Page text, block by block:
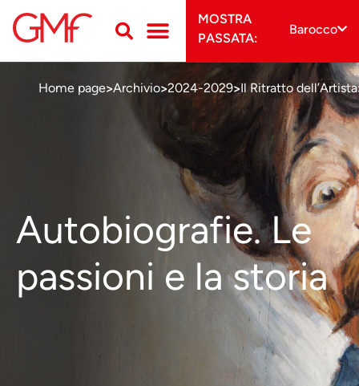
MOSTRA
PASSATA:
Barocco
Home page>Archivio>2024-2029>Il Ritratto dell’Artista
Autobiografie. Le
passioni e la storia